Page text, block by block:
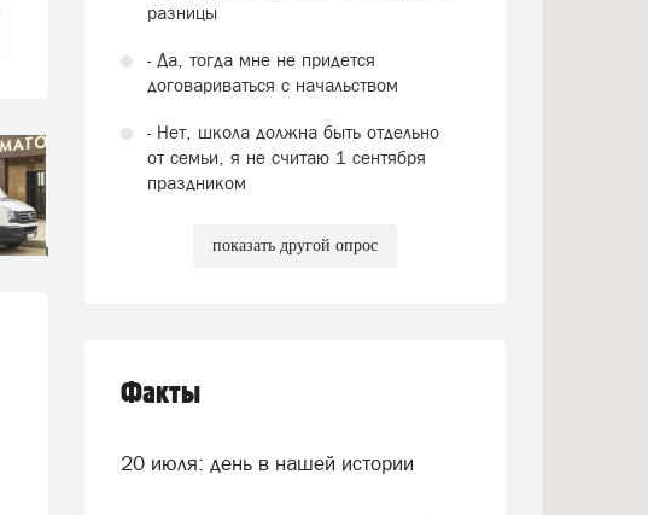
разницы
- Да, тогда мне не придется
договариваться с начальством
- Нет, школа должна быть отдельно
от семьи, я не считаю 1 сентября
праздником
показать другой опрос
Факты
20 июля: день в нашей истории